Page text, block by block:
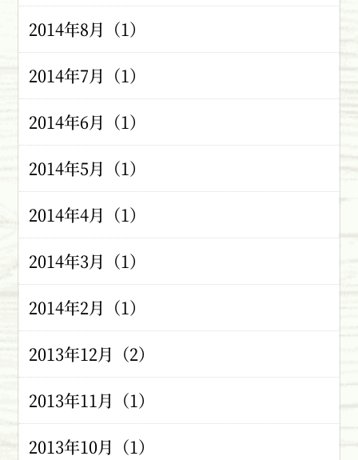
2014年8月（1）
2014年7月（1）
2014年6月（1）
2014年5月（1）
2014年4月（1）
2014年3月（1）
2014年2月（1）
2013年12月（2）
2013年11月（1）
2013年10月（1）